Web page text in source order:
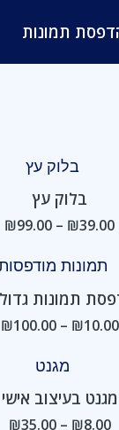
תמונות
בלוק עץ
₪39.00
–
₪99.00
⁦₪99.00⁩
תמונות
₪10.00
–
₪100.00
מגנט בעיצוב אישי
₪8.00
–
₪35.00